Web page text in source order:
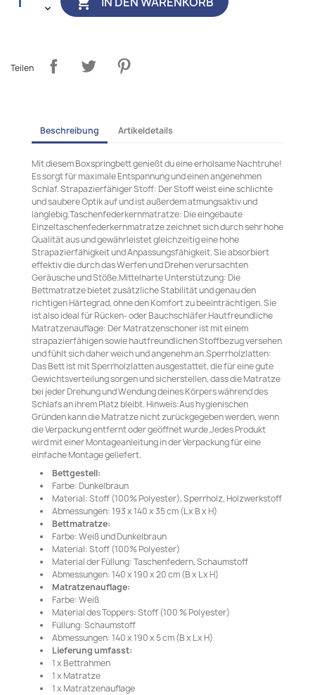
Teilen
Beschreibung Artikeldetails
Mit diesem Boxspringbett genießt du eine erholsame Nachtruhe!
Es sorgt für maximale Entspannung und einen angenehmen
Schlaf. Strapazierfähiger Stoff: Der Stoff weist eine schlichte
und saubere Optik auf und ist außerdem atmungsaktiv und
langlebig.Taschenfederkernmatratze: Die eingebaute
Einzeltaschenfederkernmatratze zeichnet sich durch sehr hohe
Qualität aus und gewährleistet gleichzeitig eine hohe
Strapazierfähigkeit und Anpassungsfähigkeit. Sie absorbiert
effektiv die durch das Werfen und Drehen verursachten
Geräusche und Stöße.Mittelharte Unterstützung: Die
Bettmatratze bietet zusätzliche Stabilität und genau den
richtigen Härtegrad, ohne den Komfort zu beeinträchtigen. Sie
ist also ideal für Rücken- oder Bauchschläfer.Hautfreundliche
Matratzenauflage: Der Matratzenschoner ist mit einem
strapazierfähigen sowie hautfreundlichen Stoffbezug versehen
und fühlt sich daher weich und angenehm an.Sperrholzlatten:
Das Bett ist mit Sperrholzlatten ausgestattet, die für eine gute
Gewichtsverteilung sorgen und sicherstellen, dass die Matratze
bei jeder Drehung und Wendung deines Körpers während des
Schlafs an ihrem Platz bleibt. Hinweis:Aus hygienischen
Gründen kann die Matratze nicht zurückgegeben werden, wenn
die Verpackung entfernt oder geöffnet wurde.Jedes Produkt
wird mit einer Montageanleitung in der Verpackung für eine
einfache Montage geliefert.
Bettgestell:
Farbe: Dunkelbraun
Material: Stoff (100% Polyester), Sperrholz, Holzwerkstoff
Abmessungen: 193 x 140 x 35 cm (L x B x H)
Bettmatratze:
Farbe: Weiß und Dunkelbraun
Material: Stoff (100% Polyester)
Material der Füllung: Taschenfedern, Schaumstoff
Abmessungen: 140 x 190 x 20 cm (B x L x H)
Matratzenauflage:
Farbe: Weiß
Material des Toppers: Stoff (100 % Polyester)
Füllung: Schaumstoff
Abmessungen: 140 x 190 x 5 cm (B x L x H)
Lieferung umfasst:
1 x Bettrahmen
1 x Matratze
1 x Matratzenauflage